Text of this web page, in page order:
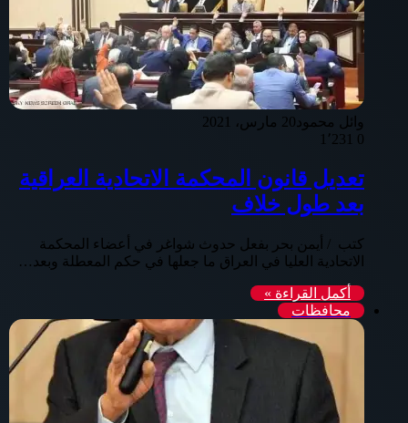
وائل محمود 20 مارس، 2021
0
تعديل قانون المحكمة الاتحادية العراقية
بعد طول خلاف
كتب / أيمن بحر بفعل حدوث شواغر في أعضاء المحكمة
الاتحادية العليا في العراق ما جعلها في حكم المعطلة وبعد…
أكمل القراءة »
محافظات